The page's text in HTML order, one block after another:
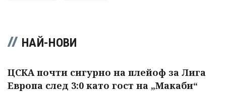
НАЙ-НОВИ
ЦСКА почти сигурно на плейоф за Лига
Европа след 3:0 като гост на „Макаби“